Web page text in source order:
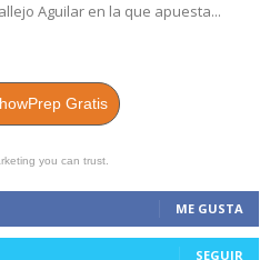
Aguilar en la que apuesta...
Gratis
you can trust.
ME GUSTA
SEGUIR